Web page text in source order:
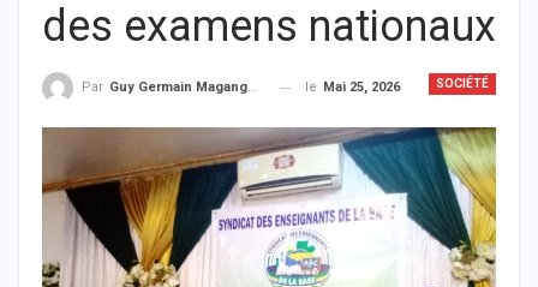
des examens nationaux
SOCIÉTÉ
Par Guy Germain Maganga Nziengui le Mai 25, 2026